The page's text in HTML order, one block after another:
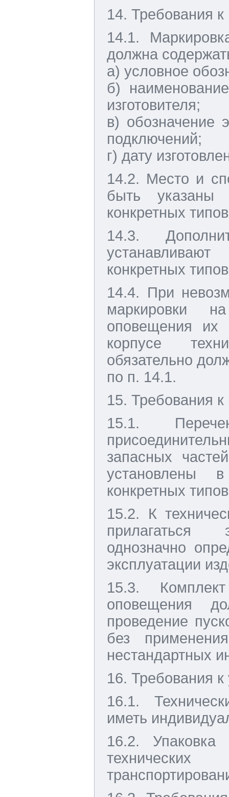
14. Требования к
14.1.
должна
а) условное
б)
изготовителя;
в) обозначение
подключений;
г) дату
14.2. Место и
быть указаны
конкретных
14.3.
конкретных
14.4. При
маркировки
оповещения их
корпусе
обязательно
по п. 14.1.
15. Требования к
15.1.
запасных
установлены
конкретных
15.2. К
прилагаться
однозначно
эксплуатации
15.3.
оповещения
проведение
без
нестандартных
16. Требования к
16.1.
иметь
16.2. Упаковка